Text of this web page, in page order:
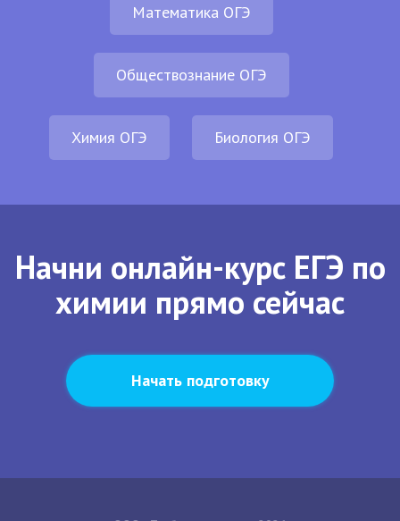
Математика ОГЭ
Обществознание ОГЭ
Химия ОГЭ Биология ОГЭ
Начни онлайн-курс ЕГЭ по
химии прямо сейчас
Начать подготовку